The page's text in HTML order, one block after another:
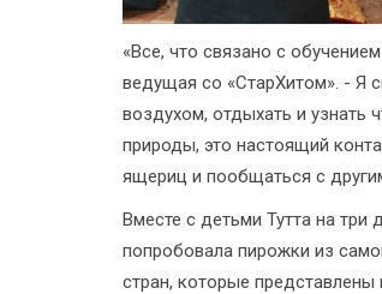
«Все, что связано с
ведущая со «СтарХитом». - Я
воздухом, отдыхать и узнать
природы, это настоящий
ящериц и пообщаться с
Вместе с детьми Тутта на
попробовала пирожки из
стран, которые